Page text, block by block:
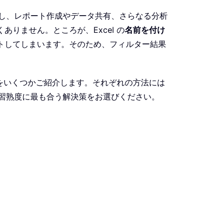
、レポート作成やデータ共有、さらなる分析
ありません。ところが、Excel の名前を付け
てしまいます。そのため、フィルター結果
くつかご紹介します。それぞれの方法には
度に最も合う解決策をお選びください。